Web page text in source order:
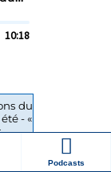
Podcasts